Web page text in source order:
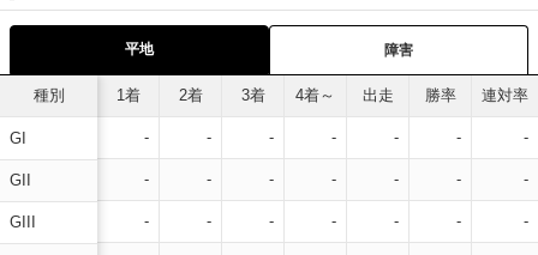
平地 障害
種別
GI
GII
GIII
1着 2着 3着 4着～ 出走 勝率 連対率
- - - - - - -
- - - - - - -
- - - - - - -